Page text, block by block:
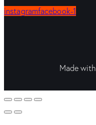
instagramfacebook-1
Made with